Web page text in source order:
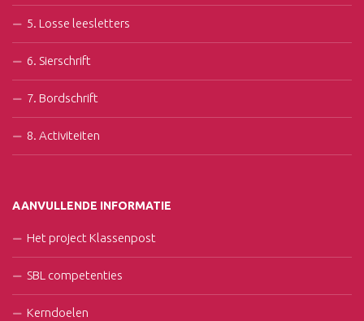
5. Losse leesletters
6. Sierschrift
7. Bordschrift
8. Activiteiten
AANVULLENDE INFORMATIE
Het project Klassenpost
SBL competenties
Kerndoelen